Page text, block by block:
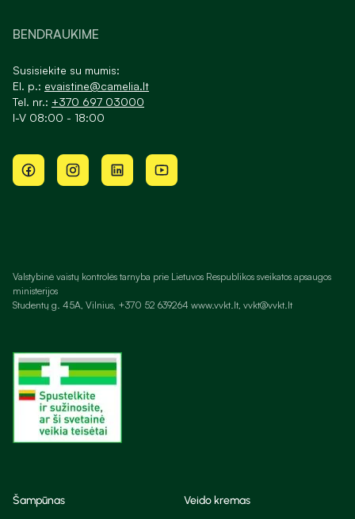
BENDRAUKIME
Susisiekite su mumis:
El. p.: evaistine@camelia.lt
Tel. nr.: +370 697 03000
I-V 08:00 - 18:00
Valstybinė vaistų kontrolės tarnyba prie Lietuvos Respublikos sveikatos apsaugos
ministerijos
Studentų g. 45A, Vilnius, +370 52 639264 www.vvkt.lt, vvkt@vvkt.lt
Šampūnas Veido kremas